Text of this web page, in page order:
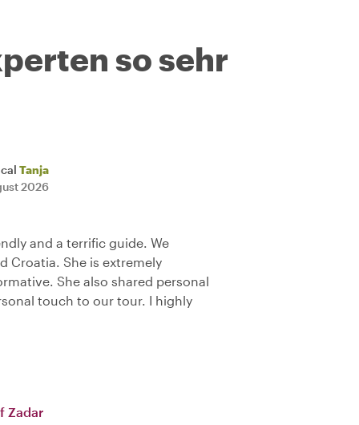
so sehr
Tanja
2026
and a terrific guide. We
Croatia. She is extremely
She also shared personal
touch to our tour. I highly
Zadar